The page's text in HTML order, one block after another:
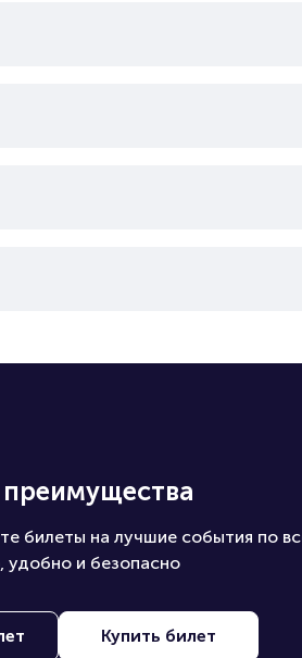
билеты на лучшие события по
удобно и безопасно
Купить билет